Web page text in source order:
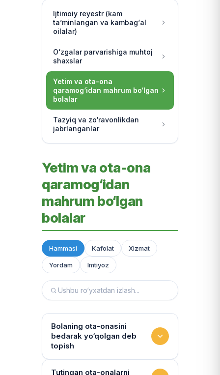
Ijtimoiy reyestr (kam
ta’minlangan va kambag‘al
oilalar)
O‘zgalar parvarishiga muhtoj
shaxslar
Yetim va ota-ona
qaramog‘idan mahrum bo‘lgan
bolalar
Tazyiq va zo‘ravonlikdan
jabrlanganlar
Yetim va ota-ona
qaramog‘idan
mahrum bo‘lgan
bolalar
Hammasi Kafolat Xizmat
Yordam Imtiyoz
Bolaning ota-onasini
bedarak yo‘qolgan deb
topish
Hujjatlarni tiklash xizmati
Tutingan ota-onalarni